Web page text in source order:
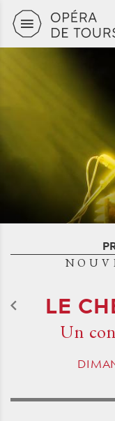
Aller
LE
Un